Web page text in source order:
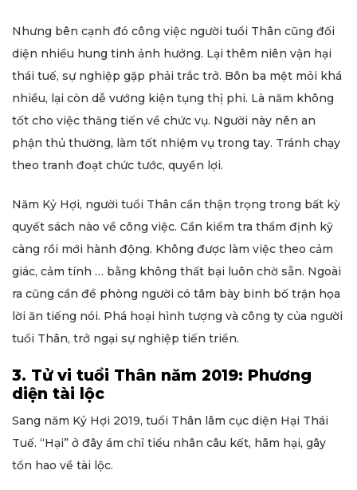
Nhưng bên cạnh đó công việc người tuổi Thân cũng đối
diện nhiều hung tinh ảnh hưởng. Lại thêm niên vận hại
thái tuế, sự nghiệp gặp phải trắc trở. Bôn ba mệt mỏi khá
nhiều, lại còn dễ vướng kiện tụng thị phi. Là năm không
tốt cho việc thăng tiến về chức vụ. Người này nên an
phận thủ thường, làm tốt nhiệm vụ trong tay. Tránh chạy
theo tranh đoạt chức tước, quyền lợi.
Năm Kỷ Hợi, người tuổi Thân cần thận trọng trong bất kỳ
quyết sách nào về công việc. Cần kiểm tra thẩm định kỹ
càng rồi mới hành động. Không được làm việc theo cảm
giác, cảm tính … bằng không thất bại luôn chờ sẵn. Ngoài
ra cũng cần đề phòng người có tâm bày binh bố trận họa
lời ăn tiếng nói. Phá hoại hình tượng và công ty của người
tuổi Thân, trở ngại sự nghiệp tiến triển.
3. Tử vi tuổi Thân năm 2019: Phương
diện tài lộc
Sang năm Kỷ Hợi 2019, tuổi Thân lâm cục diện Hại Thái
Tuế. “Hại” ở đây ám chỉ tiểu nhân câu kết, hãm hại, gây
tổn hao về tài lộc.